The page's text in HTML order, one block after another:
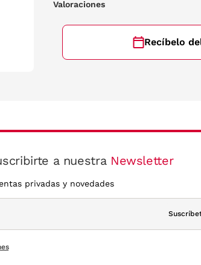
Valoraciones
Recíbelo
a nuestra Newsletter
privadas y novedades